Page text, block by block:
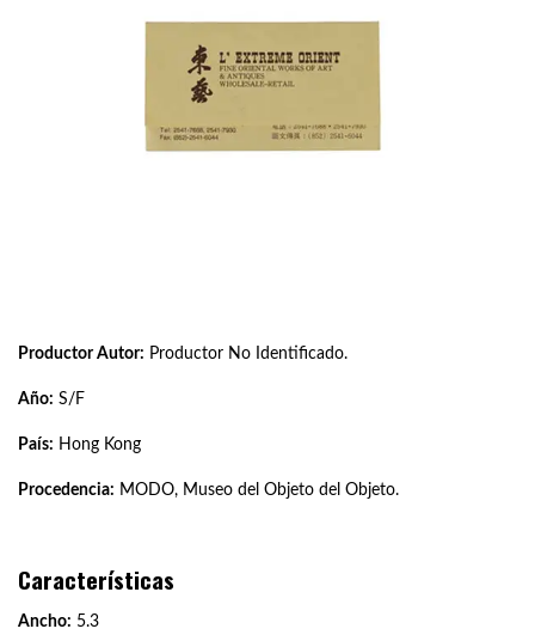
Productor Autor: Productor No Identificado.
Año: S/F
País: Hong Kong
Procedencia: MODO, Museo del Objeto del Objeto.
Características
Ancho: 5.3